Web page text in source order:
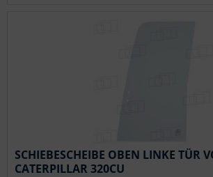
SCHIEBESCHEIBE OBEN LINKE TÜR
CATERPILLAR 320CU